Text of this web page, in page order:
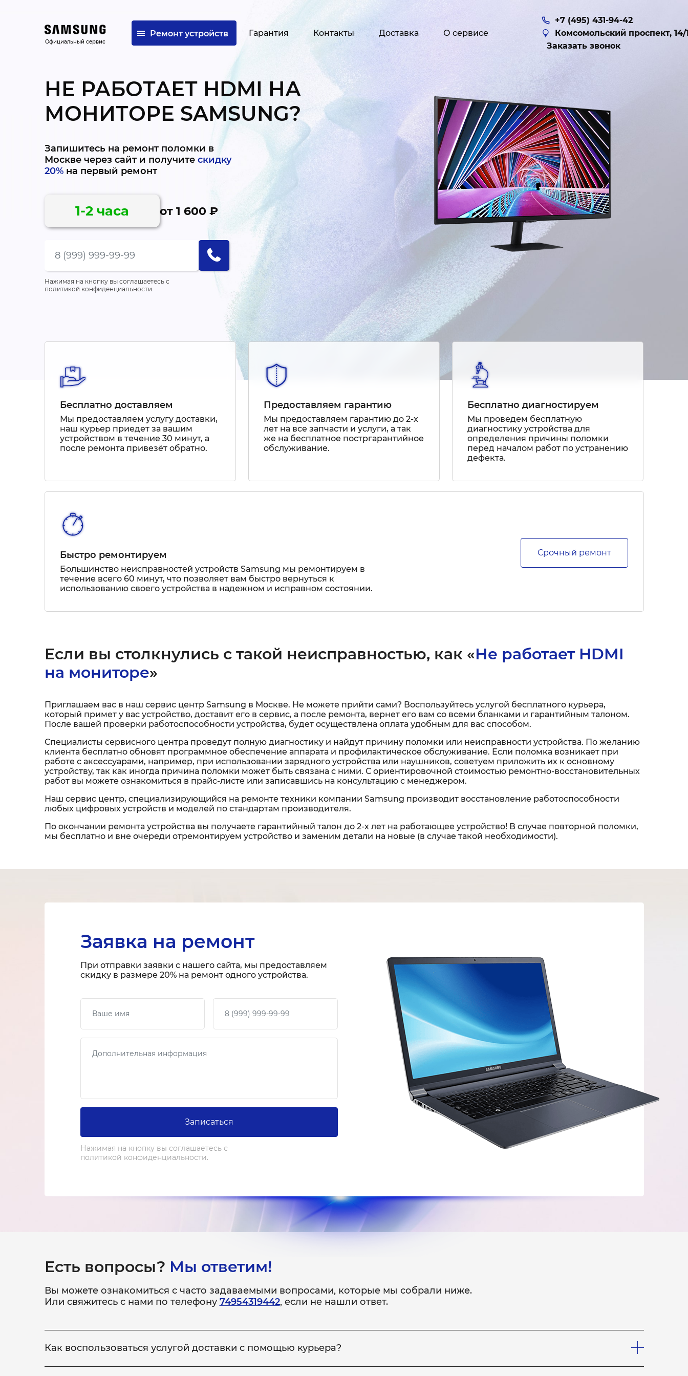
Официальный сервис
Ремонт устройств Гарантия Контакты Доставка О сервисе
+7 (495) 431-94-42
Комсомольский проспект, 14/
Заказать звонок
НЕ РАБОТАЕТ HDMI НА
МОНИТОРЕ SAMSUNG?
Запишитесь на ремонт поломки в
Москве через сайт и получите скидку
20%на первый ремонт
1-2 часа от 1 600 ₽
Нажимая на кнопку вы соглашаетесь с
политикой конфиденциальности.
Бесплатно доставляем
Мы предоставляем услугу доставки,
наш курьер приедет за вашим
устройством в течение 30 минут, а
после ремонта привезёт обратно.
Предоставляем гарантию
Мы предоставляем гарантию до 2-х
лет на все запчасти и услуги, а так
же на бесплатное постргарантийное
обслуживание.
Бесплатно диагностируем
Мы проведем бесплатную
диагностику устройства для
определения причины поломки
перед началом работ по устранению
дефекта.
Быстро ремонтируем
Большинство неисправностей устройств Samsung мы ремонтируем в
течение всего 60 минут, что позволяет вам быстро вернуться к
использованию своего устройства в надежном и исправном состоянии.
Срочный ремонт
Если вы столкнулись с такой неисправностью, как «Не работает HDMI
на мониторе»
Приглашаем вас в наш сервис центр Samsung в Москве. Не можете прийти сами? Воспользуйтесь услугой бесплатного курьера,
который примет у вас устройство, доставит его в сервис, а после ремонта, вернет его вам со всеми бланками и гарантийным талоном.
После вашей проверки работоспособности устройства, будет осуществлена оплата удобным для вас способом.
Специалисты сервисного центра проведут полную диагностику и найдут причину поломки или неисправности устройства. По желанию
клиента бесплатно обновят программное обеспечение аппарата и профилактическое обслуживание. Если поломка возникает при
работе с аксессуарами, например, при использовании зарядного устройства или наушников, советуем приложить их к основному
устройству, так как иногда причина поломки может быть связана с ними. С ориентировочной стоимостью ремонтно-восстановительных
работ вы можете ознакомиться в прайс-листе или записавшись на консультацию с менеджером.
Наш сервис центр, специализирующийся на ремонте техники компании Samsung производит восстановление работоспособности
любых цифровых устройств и моделей по стандартам производителя.
По окончании ремонта устройства вы получаете гарантийный талон до 2-х лет на работающее устройство! В случае повторной поломки,
мы бесплатно и вне очереди отремонтируем устройство и заменим детали на новые (в случае такой необходимости).
Заявка на ремонт
При отправки заявки с нашего сайта, мы предоставляем
скидку в размере 20% на ремонт одного устройства.
Ваше имя Ваш телефон
Сообщение
Записаться
Нажимая на кнопку вы соглашаетесь с
политикой конфиденциальности.
Есть вопросы? Мы ответим!
Вы можете ознакомиться с часто задаваемыми вопросами, которые мы собрали ниже.
Или свяжитесь с нами по телефону 74954319442, если не нашли ответ.
Как воспользоваться услугой доставки с помощью курьера?
Всё просто! Если у вас не получается привезти неисправное устройство в сервис, вы можете заказать нашего курьера, который заберет устройство на